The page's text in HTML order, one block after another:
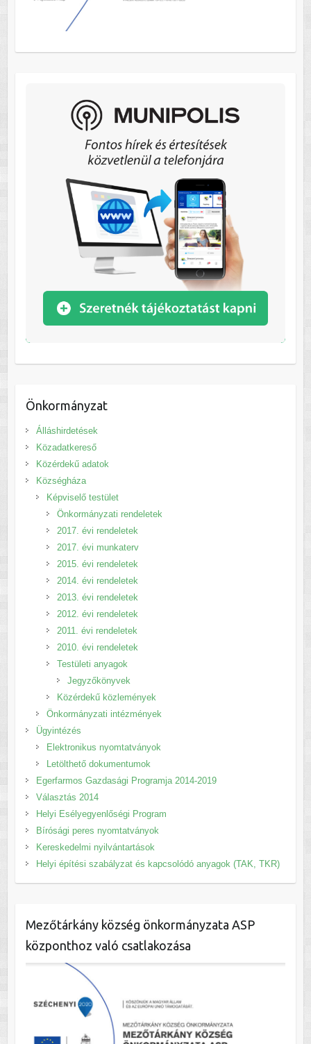
Önkormányzat
Álláshirdetések
Közadatkereső
Közérdekű adatok
Községháza
Képviselő testület
Önkormányzati rendeletek
2017. évi rendeletek
2017. évi munkaterv
2015. évi rendeletek
2014. évi rendeletek
2013. évi rendeletek
2012. évi rendeletek
2011. évi rendeletek
2010. évi rendeletek
Testületi anyagok
Jegyzőkönyvek
Közérdekű közlemények
Önkormányzati intézmények
Ügyintézés
Elektronikus nyomtatványok
Letölthető dokumentumok
Egerfarmos Gazdasági Programja 2014-2019
Választás 2014
Helyi Esélyegyenlőségi Program
Bírósági peres nyomtatványok
Kereskedelmi nyilvántartások
Helyi építési szabályzat és kapcsolódó anyagok (TAK, TKR)
Mezőtárkány község önkormányzata ASP
központhoz való csatlakozása